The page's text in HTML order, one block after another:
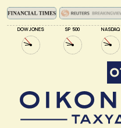
DOW JONES SP 500 NASDAQ